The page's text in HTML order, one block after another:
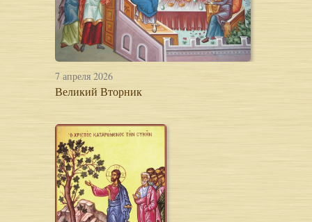
7 апреля 2026
Великий Вторник